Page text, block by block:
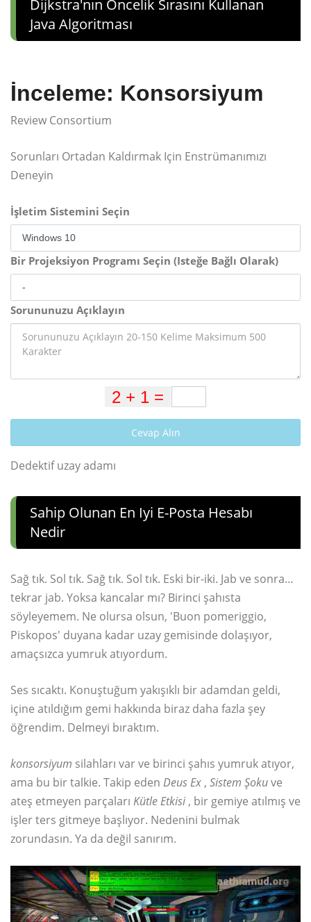
Dijkstra'nın Öncelik Sırasını Kullanan
Java Algoritması
İnceleme: Konsorsiyum
Review Consortium
Sorunları Ortadan Kaldırmak Için Enstrümanımızı
Deneyin
İşletim Sistemini Seçin
Bir Projeksiyon Programı Seçin (Isteğe Bağlı Olarak)
Sorununuzu Açıklayın
Cevap Alın
Dedektif uzay adamı
Sahip Olunan En Iyi E-Posta Hesabı
Nedir
Sağ tık. Sol tık. Sağ tık. Sol tık. Eski bir-iki. Jab ve sonra…
tekrar jab. Yoksa kancalar mı? Birinci şahısta
söyleyemem. Ne olursa olsun, 'Buon pomeriggio,
Piskopos' duyana kadar uzay gemisinde dolaşıyor,
amaçsızca yumruk atıyordum.
Ses sıcaktı. Konuştuğum yakışıklı bir adamdan geldi,
içine atıldığım gemi hakkında biraz daha fazla şey
öğrendim. Delmeyi bıraktım.
konsorsiyum silahları var ve birinci şahıs yumruk atıyor,
ama bu bir talkie. Takip eden Deus Ex , Sistem Şokuve
ateş etmeyen parçaları Kütle Etkisi , bir gemiye atılmış ve
işler ters gitmeye başlıyor. Nedenini bulmak
zorundasın. Ya da değil sanırım.